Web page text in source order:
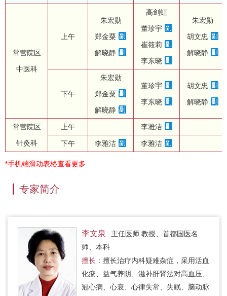
常营院区
中医科
上午
朱宏勋
郑金粟
解晓静
高剑虹
董珍宇
崔筱莉
李东晓
朱宏勋
胡文忠
解晓静
下午
朱宏勋
郑金粟
解晓静
董珍宇
李东晓
胡文忠
解晓静
常营院区
针灸科
上午 李雅洁
下午 李雅洁 李雅洁
*手机端滑动表格查看更多
专家简介
李文泉
主任医师 教授、首都国医名
师、本科
擅长： 擅长治疗内科疑难杂症，采用活血
化瘀、益气养阴、滋补肝肾法对高血压、
冠心病、心衰、心律失常、失眠、脑动脉